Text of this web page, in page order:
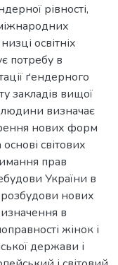
рівності,
освітніх
потребу в
ґендерного
закладів вищої
людини визначає
нових форм
світових
прав
України в
розбудови нових
в
жінок і
держави і